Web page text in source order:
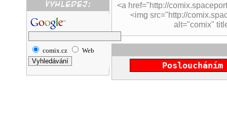
comix.cz Web
<a href="http://
<img src="http://
alt="comix"